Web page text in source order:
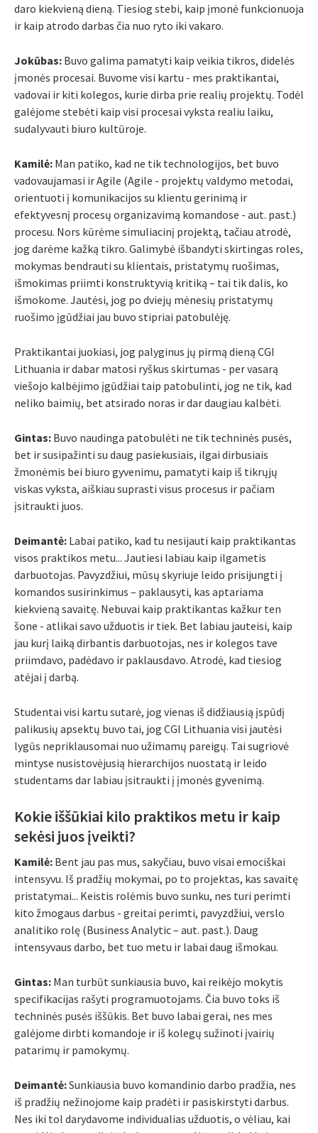
daro kiekvieną dieną. Tiesiog stebi, kaip įmonė funkcionuoja
ir kaip atrodo darbas čia nuo ryto iki vakaro.
Jokūbas: Buvo galima pamatyti kaip veikia tikros, didelės
įmonės procesai. Buvome visi kartu - mes praktikantai,
vadovai ir kiti kolegos, kurie dirba prie realių projektų. Todėl
galėjome stebėti kaip visi procesai vyksta realiu laiku,
sudalyvauti biuro kultūroje.
Kamilė: Man patiko, kad ne tik technologijos, bet buvo
vadovaujamasi ir Agile (Agile - projektų valdymo metodai,
orientuoti į komunikacijos su klientu gerinimą ir
efektyvesnį procesų organizavimą komandose - aut. past.)
procesu. Nors kūrėme simuliacinį projektą, tačiau atrodė,
jog darėme kažką tikro. Galimybė išbandyti skirtingas roles,
mokymas bendrauti su klientais, pristatymų ruošimas,
išmokimas priimti konstruktyvią kritiką – tai tik dalis, ko
išmokome. Jautėsi, jog po dviejų mėnesių pristatymų
ruošimo įgūdžiai jau buvo stipriai patobulėję.
Praktikantai juokiasi, jog palyginus jų pirmą dieną CGI
Lithuania ir dabar matosi ryškus skirtumas - per vasarą
viešojo kalbėjimo įgūdžiai taip patobulinti, jog ne tik, kad
neliko baimių, bet atsirado noras ir dar daugiau kalbėti.
Gintas: Buvo naudinga patobulėti ne tik techninės pusės,
bet ir susipažinti su daug pasiekusiais, ilgai dirbusiais
žmonėmis bei biuro gyvenimu, pamatyti kaip iš tikrųjų
viskas vyksta, aiškiau suprasti visus procesus ir pačiam
įsitraukti juos.
Deimantė: Labai patiko, kad tu nesijauti kaip praktikantas
visos praktikos metu... Jautiesi labiau kaip ilgametis
darbuotojas. Pavyzdžiui, mūsų skyriuje leido prisijungti į
komandos susirinkimus – paklausyti, kas aptariama
kiekvieną savaitę. Nebuvai kaip praktikantas kažkur ten
šone - atlikai savo užduotis ir tiek. Bet labiau jauteisi, kaip
jau kurį laiką dirbantis darbuotojas, nes ir kolegos tave
priimdavo, padėdavo ir paklausdavo. Atrodė, kad tiesiog
atėjai į darbą.
Studentai visi kartu sutarė, jog vienas iš didžiausią įspūdį
palikusių apsektų buvo tai, jog CGI Lithuania visi jautėsi
lygūs nepriklausomai nuo užimamų pareigų. Tai sugriovė
mintyse nusistovėjusią hierarchijos nuostatą ir leido
studentams dar labiau įsitraukti į įmonės gyvenimą.
Kokie iššūkiai kilo praktikos metu ir kaip
sekėsi juos įveikti?
Kamilė: Bent jau pas mus, sakyčiau, buvo visai emociškai
intensyvu. Iš pradžių mokymai, po to projektas, kas savaitę
pristatymai... Keistis rolėmis buvo sunku, nes turi perimti
kito žmogaus darbus - greitai perimti, pavyzdžiui, verslo
analitiko rolę (Business Analytic – aut. past.). Daug
intensyvaus darbo, bet tuo metu ir labai daug išmokau.
Gintas: Man turbūt sunkiausia buvo, kai reikėjo mokytis
specifikacijas rašyti programuotojams. Čia buvo toks iš
techninės pusės iššūkis. Bet buvo labai gerai, nes mes
galėjome dirbti komandoje ir iš kolegų sužinoti įvairių
patarimų ir pamokymų.
Deimantė:Sunkiausia buvo komandinio darbo pradžia, nes
iš pradžių nežinojome kaip pradėti ir pasiskirstyti darbus.
Nes iki tol darydavome individualias užduotis, o vėliau, kai